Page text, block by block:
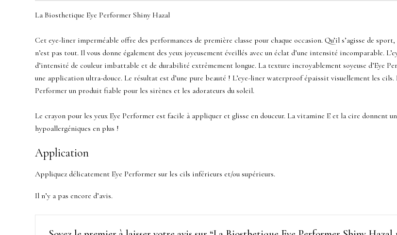
La Biosthetique Eye Performer Shiny Hazal
Cet eye-liner imperméable offre des performances de première classe pour chaque occasion. Qu’il s’agisse de
n’est pas tout. Il vous donne également des yeux joyeusement éveillés avec un éclat d’une intensité incomparable.
d’intensité de couleur imbattable et de durabilité extrêmement longue. La texture incroyablement soyeuse d’Eye
une application ultra-douce. Le résultat est d’une pure beauté ! L’eye-liner waterproof épaissit visuellement les
Performer un produit fiable pour les sirènes et les adorateurs du soleil.
Le crayon pour les yeux Eye Performer est facile à appliquer et glisse en douceur. La vitamine E et la cire donnent
hypoallergéniques en plus !
Application
Appliquez délicatement Eye Performer sur les cils inférieurs et/ou supérieurs.
Il n’y a pas encore d’avis.